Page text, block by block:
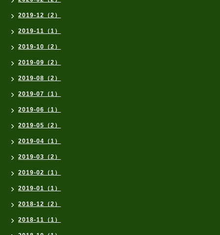
2019-12（2）
2019-11（1）
2019-10（2）
2019-09（2）
2019-08（2）
2019-07（1）
2019-06（1）
2019-05（2）
2019-04（1）
2019-03（2）
2019-02（1）
2019-01（1）
2018-12（2）
2018-11（1）